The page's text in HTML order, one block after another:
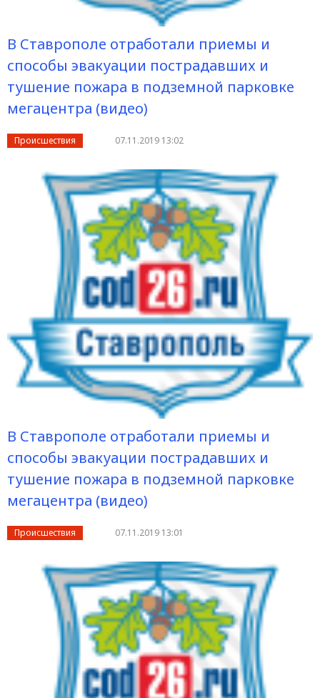
В Ставрополе отработали приемы и
способы эвакуации пострадавших и
тушение пожара в подземной парковке
мегацентра (видео)
Происшествия 07.11.2019 13:02
В Ставрополе отработали приемы и
способы эвакуации пострадавших и
тушение пожара в подземной парковке
мегацентра (видео)
Происшествия 07.11.2019 13:01